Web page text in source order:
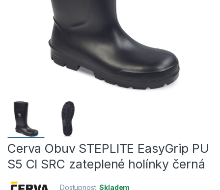
Cerva Obuv STEPLITE EasyGrip PU
S5 CI SRC zateplené holínky černá
Dostupnost:Skladem